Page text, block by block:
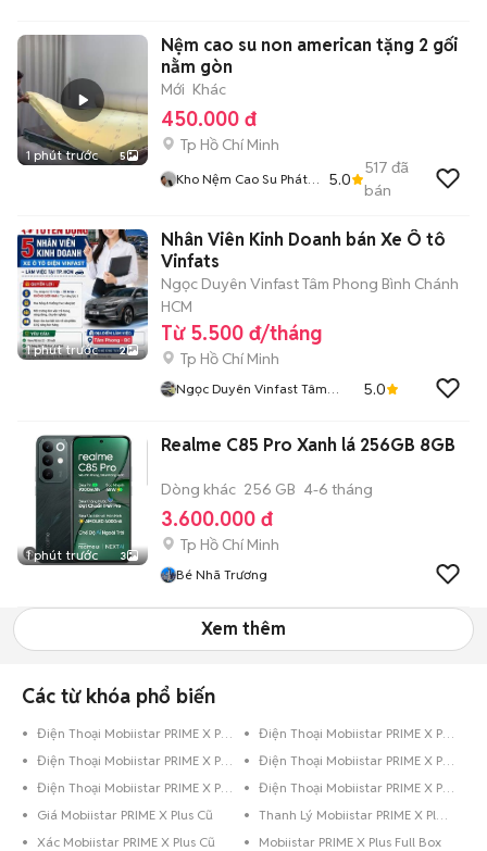
1 phút trước 5
Nệm cao su non american tặng 2 gối
nằm gòn
Mới Khác
450.000 đ
Tp Hồ Chí Minh
Kho Nệm Cao Su Phát
5.0
517 đã
bán
1 phút trước 2
Nhân Viên Kinh Doanh bán Xe Ô tô
Vinfats
Ngọc Duyên Vinfast Tâm Phong Bình Chánh
HCM
Từ 5.500 đ/tháng
Tp Hồ Chí Minh
Ngọc Duyên Vinfast Tâm
5.0
1 phút trước 3
Realme C85 Pro Xanh lá 256GB 8GB
Dòng khác 256 GB 4-6 tháng
3.600.000 đ
Tp Hồ Chí Minh
Bé Nhã Trương
Xem thêm
Các từ khóa phổ biến
Điện Thoại Mobiistar PRIME X Plus 8GB Đen
Điện Thoại Mobiistar PRIME X Plus 64GB Đen
Điện Thoại Mobiistar PRIME X Plus 32GB Trắng
Điện Thoại Mobiistar PRIME X Plus 16GB Trắng
Điện Thoại Mobiistar PRIME X Plus 16GB Đen
Điện Thoại Mobiistar PRIME X Plus 16GB Bạc
Giá Mobiistar PRIME X Plus Cũ
Thanh Lý Mobiistar PRIME X Plus Cũ
Xác Mobiistar PRIME X Plus Cũ
Mobiistar PRIME X Plus Full Box